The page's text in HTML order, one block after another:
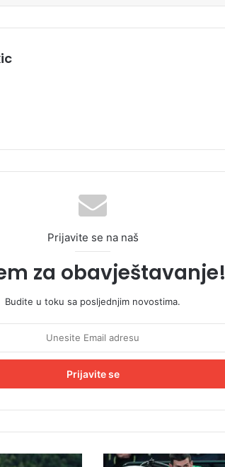
Prijavite se na naš
za obavještavanje!
Budite u toku sa posljednjim novostima.
B